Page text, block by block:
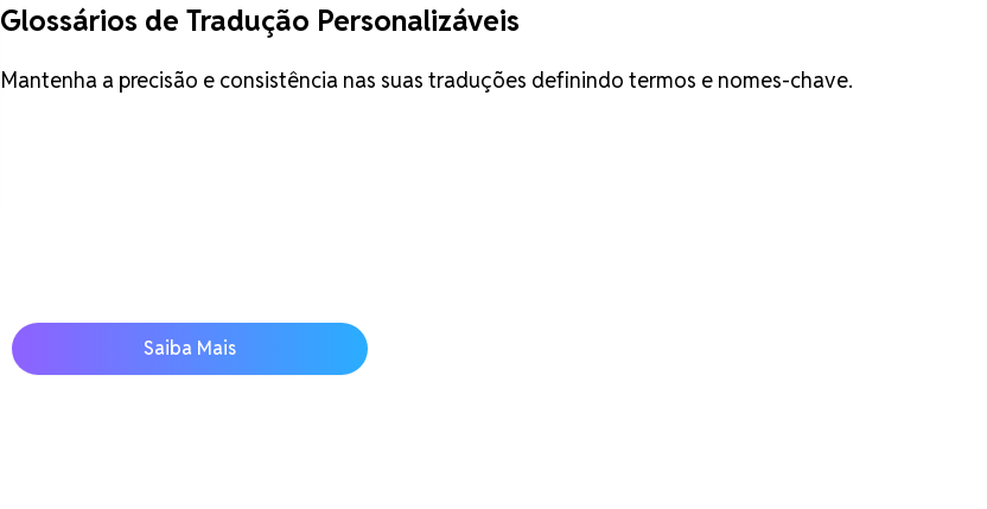
Glossários de Tradução Personalizáveis
Mantenha a precisão e consistência nas suas traduções definindo termos e nomes-chave.
Saiba Mais